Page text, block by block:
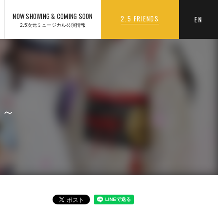
EN
NOW SHOWING & COMING SOON
2.5次元ミュージカル公演情報
2.5 FRIENDS